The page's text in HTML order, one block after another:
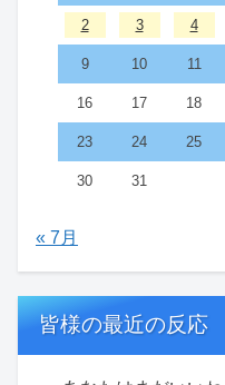
2 3 4
9 10 11
16 17 18
23 24 25
30 31
« 7月
皆様の最近の反応